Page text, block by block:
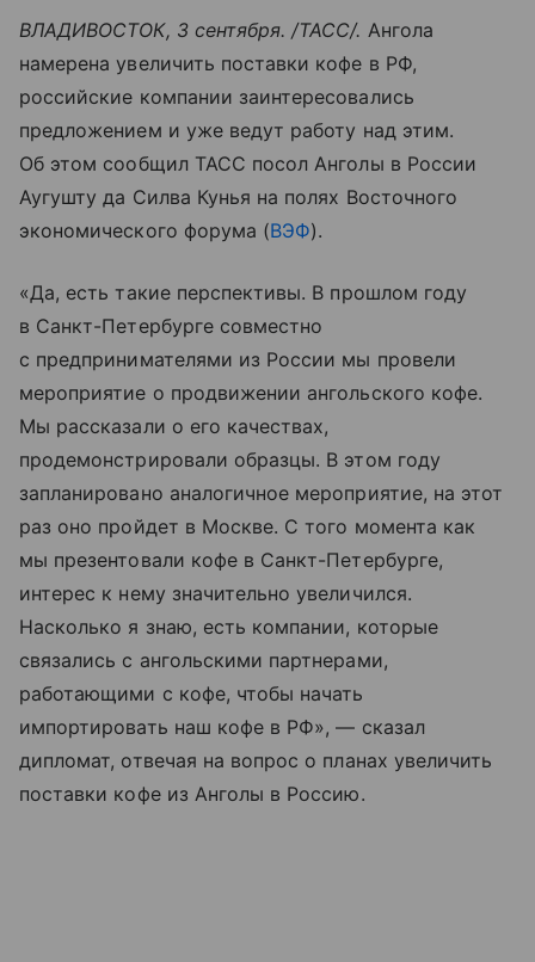
ВЛАДИВОСТОК, 3 сентября. /ТАСС/. Ангола
намерена увеличить поставки кофе в РФ,
российские компании заинтересовались
предложением и уже ведут работу над этим.
Об этом сообщил ТАСС посол Анголы в России
Аугушту да Силва Кунья на полях Восточного
экономического форума (ВЭФ).
«Да, есть такие перспективы. В прошлом году
в Санкт-Петербурге совместно
с предпринимателями из России мы провели
мероприятие о продвижении ангольского кофе.
Мы рассказали о его качествах,
продемонстрировали образцы. В этом году
запланировано аналогичное мероприятие, на этот
раз оно пройдет в Москве. С того момента как
мы презентовали кофе в Санкт-Петербурге,
интерес к нему значительно увеличился.
Насколько я знаю, есть компании, которые
связались с ангольскими партнерами,
работающими с кофе, чтобы начать
импортировать наш кофе в РФ», — сказал
дипломат, отвечая на вопрос о планах увеличить
поставки кофе из Анголы в Россию.